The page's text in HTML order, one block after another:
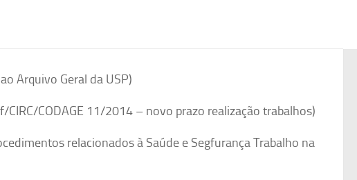
Arquivo Geral da USP)
CIRC/CODAGE 11/2014 – novo prazo realização trabalhos)
relacionados à Saúde e Segfurança Trabalho na